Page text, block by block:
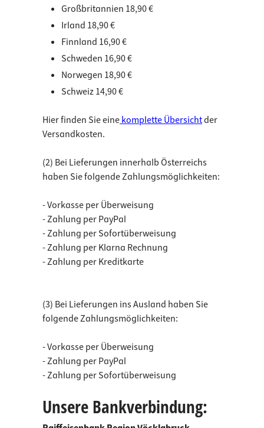
Großbritannien 18,90 €
Irland 18,90 €
Finnland 16,90 €
Schweden 16,90 €
Norwegen 18,90 €
Schweiz 14,90 €
Hier finden Sie einekomplette Übersichtder
Versandkosten.
(2) Bei Lieferungen innerhalb Österreichs
haben Sie folgende Zahlungsmöglichkeiten:
- Vorkasse per Überweisung
- Zahlung per PayPal
- Zahlung per Sofortüberweisung
- Zahlung per Klarna Rechnung
- Zahlung per Kreditkarte
(3) Bei Lieferungen ins Ausland haben Sie
folgende Zahlungsmöglichkeiten:
- Vorkasse per Überweisung
- Zahlung per PayPal
- Zahlung per Sofortüberweisung
Unsere Bankverbindung: